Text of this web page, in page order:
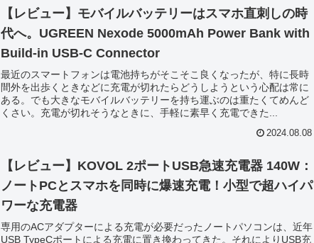
【レビュー】モバイルバッテリーはスマホ直刺しの時
代へ。UGREEN Nexode 5000mAh Power Bank with
Build-in USB-C Connector
最近のスマートフォンは電池持ちがそこそこ良くなったが、特に長時
間外を出歩くときなどに充電が切れたらどうしようという心配は常に
ある。でも大きなモバイルバッテリーを持ち運ぶのは重たくてめんど
くさい。充電が切れそうなときに、手軽に素早く充電できた...
2024.08.08
【レビュー】KOVOL 2ポートUSB急速充電器 140W：
ノートPCとスマホを同時に爆速充電！小型で超ハイパ
ワーな充電器
専用のACアダプターによる充電が必要だったノートパソコンは、近年
USB TypeCポートによる充電に置き換わってきた。それによりUSB充